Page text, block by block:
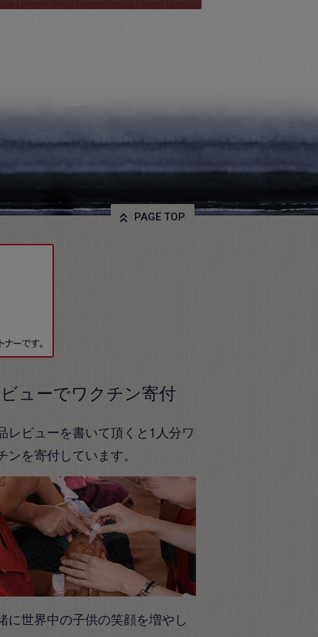
PAGE TOP
ューでワクチン寄付
レビューを書いて頂くと1人分ワ
ンを寄付しています。
に世界中の子供の笑顔を増やし